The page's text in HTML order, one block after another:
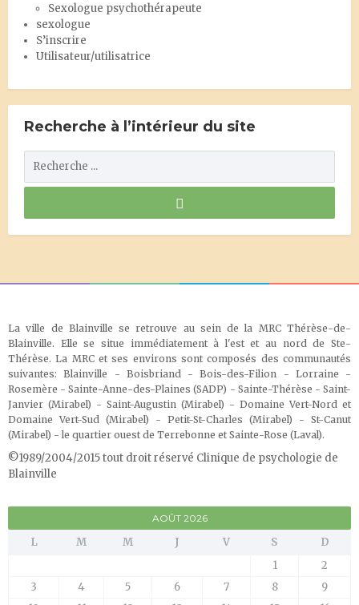
Sexologue psychothérapeute
sexologue
S’inscrire
Utilisateur/utilisatrice
Recherche à l’intérieur du site
La ville de Blainville se retrouve au sein de la MRC Thérèse-de-
Blainville. Elle se situe immédiatement à l'est et au nord de Ste-
Thérèse. La MRC et ses environs sont composés des communautés
suivantes: Blainville - Boisbriand - Bois-des-Filion - Lorraine -
Rosemère - Sainte-Anne-des-Plaines (SADP) - Sainte-Thérèse - Saint-
Janvier (Mirabel) - Saint-Augustin (Mirabel) - Domaine Vert-Nord et
Domaine Vert-Sud (Mirabel) - Petit-St-Charles (Mirabel) - St-Canut
(Mirabel) - le quartier ouest de Terrebonne et Sainte-Rose (Laval).
©1989/2004/2015 tout droit réservé Clinique de psychologie de
Blainville
AOÛT 2026
L M M J V S
D
1
2
3
4 5 6 7 8
9